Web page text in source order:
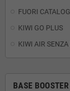
FUORI
KIWI GO PLUS
KIWI AIR
BASE BOOSTER